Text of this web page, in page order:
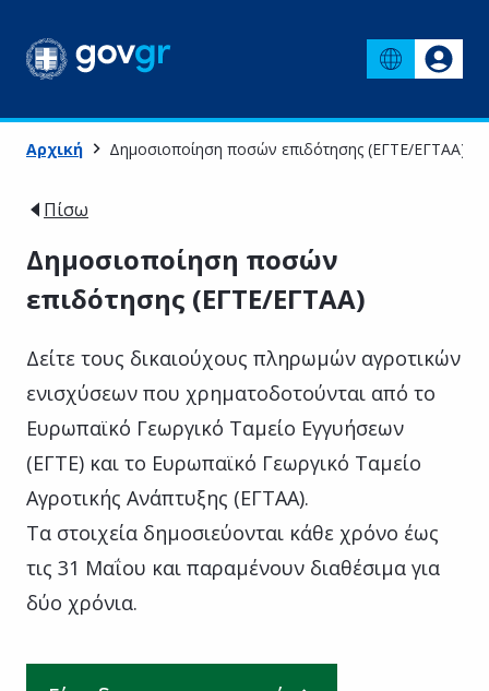
Αρχική Δημοσιοποίηση ποσών επιδότησης (ΕΓΤΕ/ΕΓΤΑΑ)
Πίσω
Δημοσιοποίηση ποσών
επιδότησης (ΕΓΤΕ/ΕΓΤΑΑ)
Δείτε τους δικαιούχους πληρωμών αγροτικών
ενισχύσεων που χρηματοδοτούνται από το
Ευρωπαϊκό Γεωργικό Ταμείο Εγγυήσεων
(ΕΓΤΕ) και το Ευρωπαϊκό Γεωργικό Ταμείο
Αγροτικής Ανάπτυξης (ΕΓΤΑΑ).
Τα στοιχεία δημοσιεύονται κάθε χρόνο έως
τις 31 Μαΐου και παραμένουν διαθέσιμα για
δύο χρόνια.